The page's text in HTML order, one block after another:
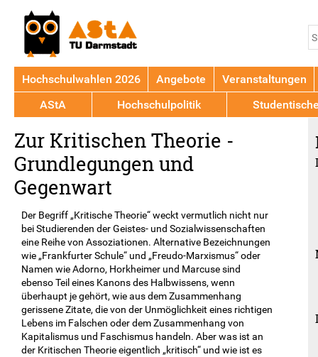
to
top
Zur Kritischen Theorie -
Grundlegungen und
Gegenwart
Der Begriff „Kritische Theorie“ weckt vermutlich nicht nur
bei Studierenden der Geistes- und Sozialwissenschaften
eine Reihe von Assoziationen. Alternative Bezeichnungen
wie „Frankfurter Schule“ und „Freudo-Marxismus“ oder
Namen wie Adorno, Horkheimer und Marcuse sind
ebenso Teil eines Kanons des Halbwissens, wenn
überhaupt je gehört, wie aus dem Zusammenhang
gerissene Zitate, die von der Unmöglichkeit eines richtigen
Lebens im Falschen oder dem Zusammenhang von
Kapitalismus und Faschismus handeln. Aber was ist an
der Kritischen Theorie eigentlich „kritisch“ und wie ist es
Hochschulwahlen 2026 Angebote
Veranstaltungen
AStA
Hochschulpolitik